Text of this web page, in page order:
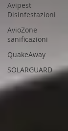
Avipest
Disinfestazioni
AvioZone
sanificazioni
QuakeAway
SOLARGUARD